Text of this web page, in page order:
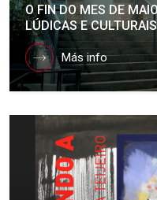
O FIN DO MES DE
LÚDICAS E
Más info